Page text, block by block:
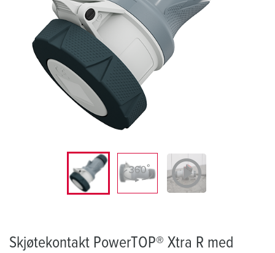
Skjøtekontakt PowerTOP® Xtra R med